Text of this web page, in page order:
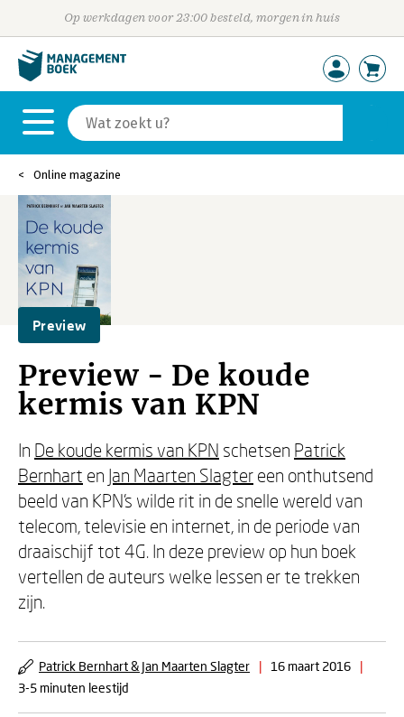
Op werkdagen voor 23:00 besteld, morgen in huis
Online magazine
Preview
Preview - De koude
kermis van KPN
In De koude kermis van KPN schetsen Patrick
Bernhart en Jan Maarten Slagter een onthutsend
beeld van KPN's wilde rit in de snelle wereld van
telecom, televisie en internet, in de periode van
draaischijf tot 4G. In deze preview op hun boek
vertellen de auteurs welke lessen er te trekken
zijn.
Patrick Bernhart & Jan Maarten Slagter | 16 maart 2016
|
3-5 minuten leestijd